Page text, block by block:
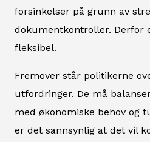
forsinkelser på grunn av
dokumentkontroller. Derfor
fleksibel.
Fremover står politikerne
utfordringer. De må
med økonomiske behov og
er det sannsynlig at det vil